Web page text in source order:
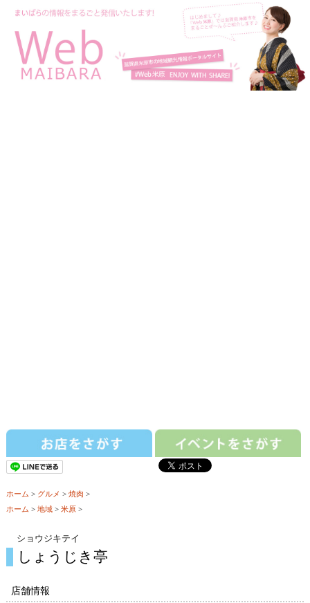
ホーム > グルメ > 焼肉 >
ホーム > 地域> 米原>
ショウジキテイ
しょうじき亭
店舗情報